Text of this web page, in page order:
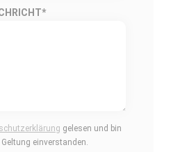
*
gelesen und bin
einverstanden.